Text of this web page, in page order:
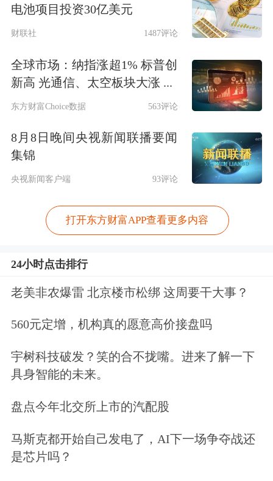
电池项目投资30亿美元
财联社 1487评论
全球市场：纳指涨超1% 标普创
新高 光通信、太空板块大涨 ...
东方财富Choice数据 563评论
8月8日晚间央视新闻联播要闻
集锦
央视新闻客户端 93评论
打开东方财富APP查看更多内容
24小时点击排行
老美非农爆雷 北京楼市松绑 这周要干大事？
560元定增，机构真的愿意高价接盘吗
宇树科技破发？笑的合不拢嘴。进来了解一下
具身智能的未来。
盘点今年北交所上市的汽配股
马斯克都开始自己发电了，AI下一场争夺战还
是芯片吗？